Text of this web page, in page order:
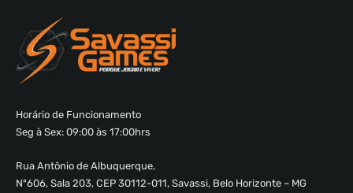
Horário de Funcionamento
Seg à Sex: 09:00 às 17:00hrs
Rua Antônio de Albuquerque,
Nº606, Sala 203, CEP 30112-011, Savassi, Belo Horizonte – MG